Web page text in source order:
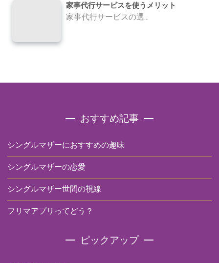
家事代行サービスを使うメリット
家事代行サービスの選...
おすすめ記事
シングルマザーにおすすめの趣味
シングルマザーの恋愛
シングルマザー世間の視線
フリマアプリってどう？
ピックアップ